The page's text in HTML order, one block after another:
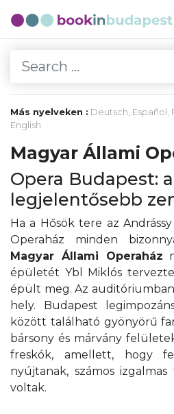
Más nyelveken : Deutsch, Español ,
English
Magyar Állami
Opera Budapest: a
legjelentősebb
Ha a Hősök tere az
Operaház minden
Magyar Állami Operaház
épületét Ybl Miklós
épült meg. Az
hely. Budapest
között található gyönyörű
bársony és márvány
freskók, amellett, hogy
nyújtanak, számos
voltak.